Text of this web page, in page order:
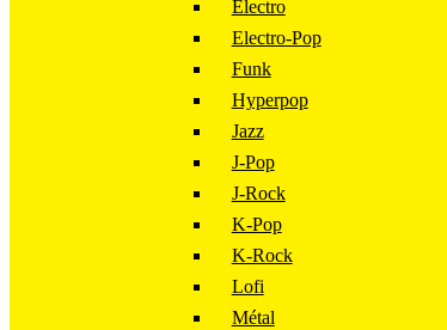
Electro
Electro-Pop
Funk
Hyperpop
Jazz
J-Pop
J-Rock
K-Pop
K-Rock
Lofi
Métal